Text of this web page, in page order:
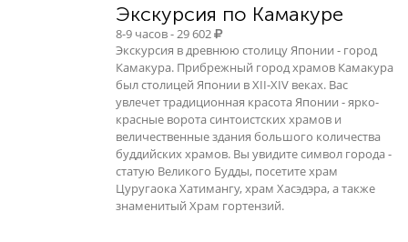
Экскурсия по Камакуре
8-9 часов - 29 602
Экскурсия в древнюю столицу Японии - город
Камакура. Прибрежный город храмов Камакура
был столицей Японии в XII-XIV веках. Вас
увлечет традиционная красота Японии - ярко-
красные ворота синтоистских храмов и
величественные здания большого количества
буддийских храмов. Вы увидите символ города -
статую Великого Будды, посетите храм
Цуругаока Хатимангу, храм Хасэдэра, а также
знаменитый Храм гортензий.